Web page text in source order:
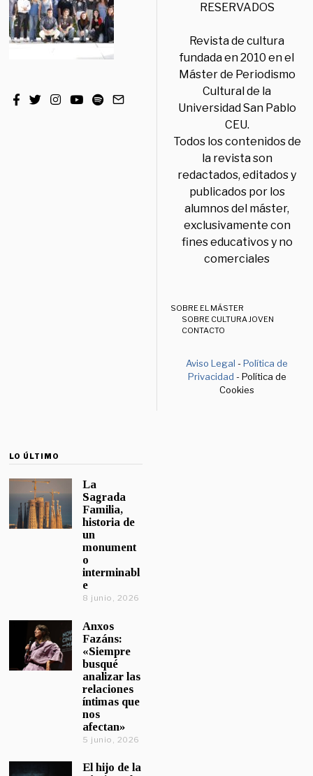
RESERVADOS
Revista de cultura
fundada en 2010 en el
Máster de Periodismo
Cultural de la
Universidad San Pablo
CEU.
Todos los contenidos de
la revista son
redactados, editados y
publicados por los
alumnos del máster,
exclusivamente con
fines educativos y no
comerciales
SOBRE EL MÁSTER
SOBRE CULTURA JOVEN
CONTACTO
Aviso Legal -Política de
Privacidad - Política de
Cookies
LO ÚLTIMO
La
Sagrada
Familia,
historia de
un
monument
o
interminabl
e
8 junio, 2026
Anxos
Fazáns:
«Siempre
busqué
analizar las
relaciones
íntimas que
nos
afectan»
5 junio, 2026
El hijo de la